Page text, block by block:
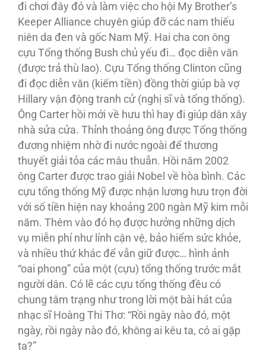
đi chơi đây đó và làm việc cho hội My Brother’s
Keeper Alliance chuyên giúp đỡ các nam thiếu
niên da đen và gốc Nam Mỹ. Hai cha con ông
cựu Tổng thống Bush chủ yếu đi… đọc diễn văn
(được trả thù lao). Cựu Tổng thống Clinton cũng
đi đọc diễn văn (kiếm tiền) đồng thời giúp bà vợ
Hillary vận động tranh cử (nghị sĩ và tổng thống).
Ông Carter hồi mới về hưu thì hay đi giúp dân xây
nhà sửa cửa. Thỉnh thoảng ông được Tổng thống
đương nhiệm nhờ đi nước ngoài để thương
thuyết giải tỏa các mâu thuẫn. Hồi năm 2002
ông Carter được trao giải Nobel về hòa bình. Các
cựu tổng thống Mỹ được nhận lương hưu trọn đời
với số tiền hiện nay khoảng 200 ngàn Mỹ kim mỗi
năm. Thêm vào đó họ được hưởng những dịch
vụ miễn phí như lính cận vệ, bảo hiểm sức khỏe,
và nhiều thứ khác để vẫn giữ được… hình ảnh
“oai phong” của một (cựu) tổng thống trước mắt
người dân. Có lẽ các cựu tổng thống đều có
chung tâm trạng như trong lời một bài hát của
nhạc sĩ Hoàng Thi Thơ: “Rồi ngày nào đó, một
ngày, rồi ngày nào đó, không ai kêu ta, có ai gặp
ta?”